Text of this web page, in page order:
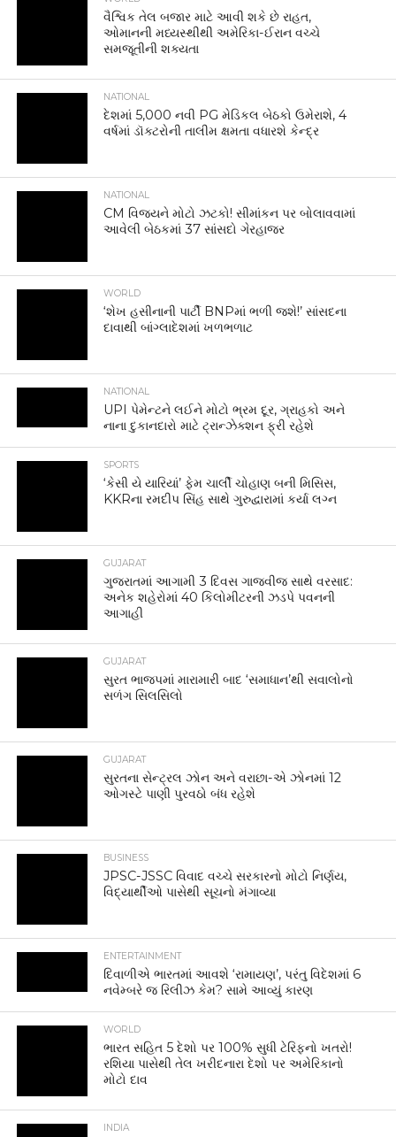
વૈશ્વિક તેલ બજાર માટે આવી શકે છે રાહત,
ઓમાનની મધ્યસ્થીથી અમેરિકા-ઈરાન વચ્ચે
સમજૂતીની શક્યતા
NATIONAL
દેશમાં 5,000 નવી PG મેડિકલ બેઠકો ઉમેરાશે, 4
વર્ષમાં ડૉક્ટરોની તાલીમ ક્ષમતા વધારશે કેન્દ્ર
NATIONAL
CM વિજયને મોટો ઝટકો! સીમાંકન પર બોલાવવામાં
આવેલી બેઠકમાં 37 સાંસદો ગેરહાજર
WORLD
‘શેખ હસીનાની પાર્ટી BNPમાં ભળી જશે!’ સાંસદના
દાવાથી બાંગ્લાદેશમાં ખળભળાટ
NATIONAL
UPI પેમેન્ટને લઈને મોટો ભ્રમ દૂર, ગ્રાહકો અને
નાના દુકાનદારો માટે ટ્રાન્ઝેક્શન ફ્રી રહેશે
SPORTS
‘કેસી યે યારિયાં’ ફેમ ચાર્લી ચોહાણ બની મિસિસ,
KKRના રમદીપ સિંહ સાથે ગુરુદ્વારામાં કર્યા લગ્ન
GUJARAT
ગુજરાતમાં આગામી 3 દિવસ ગાજવીજ સાથે વરસાદ:
અનેક શહેરોમાં 40 કિલોમીટરની ઝડપે પવનની
આગાહી
GUJARAT
સુરત ભાજપમાં મારામારી બાદ ‘સમાધાન’થી સવાલોનો
સળંગ સિલસિલો
GUJARAT
સુરતના સેન્ટ્રલ ઝોન અને વરાછા-એ ઝોનમાં 12
ઓગસ્ટે પાણી પુરવઠો બંધ રહેશે
BUSINESS
JPSC-JSSC વિવાદ વચ્ચે સરકારનો મોટો નિર્ણય,
વિદ્યાર્થીઓ પાસેથી સૂચનો મંગાવ્યા
ENTERTAINMENT
દિવાળીએ ભારતમાં આવશે ‘રામાયણ’, પરંતુ વિદેશમાં 6
નવેમ્બરે જ રિલીઝ કેમ? સામે આવ્યું કારણ
WORLD
ભારત સહિત 5 દેશો પર 100% સુધી ટેરિફનો ખતરો!
રશિયા પાસેથી તેલ ખરીદનારા દેશો પર અમેરિકાનો
મોટો દાવ
INDIA